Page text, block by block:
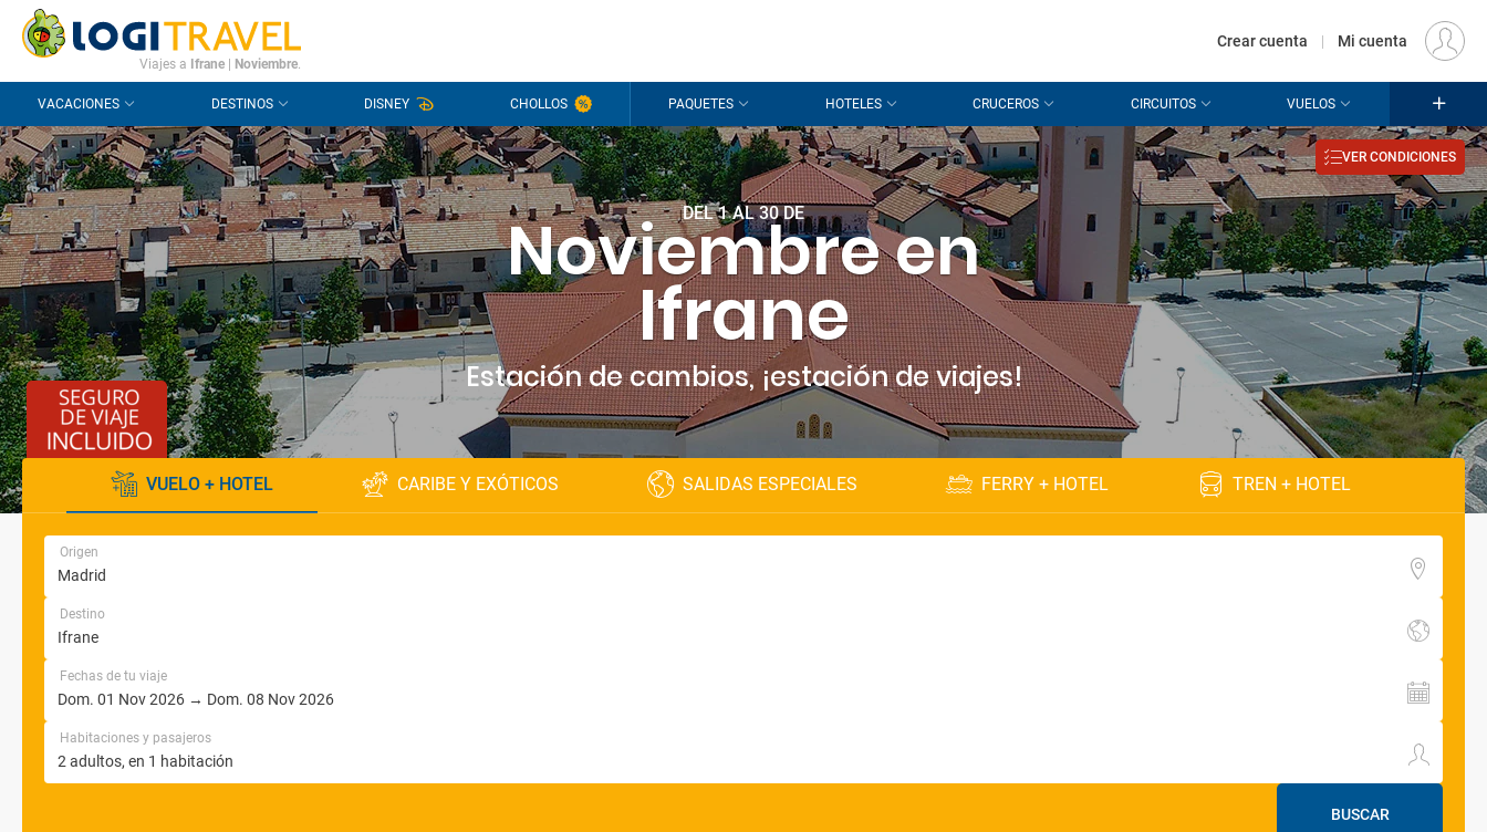
CONTACTO PREGUNTAS FRECUENTES EUR
Viajes a Ifrane| Noviembre.
Crear cuenta | Mi cuenta
VACACIONES DESTINOS DISNEY CHOLLOS PAQUETES HOTELES CRUCEROS CIRCUITOS VUELOS
DEL 1 AL 30 DE
Noviembre en
Ifrane
Estación de cambios, ¡estación de viajes!
VER CONDICIONES
VUELO + HOTEL CARIBE Y EXÓTICOS SALIDAS ESPECIALES FERRY + HOTEL TREN + HOTEL
Origen
Destino
Fechas de tu viaje
Habitaciones y pasajeros
BUSCAR